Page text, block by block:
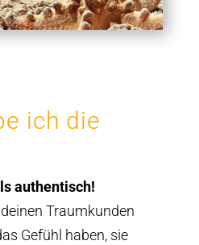
ich die
authentisch!
Traumkunden
Gefühl haben, sie